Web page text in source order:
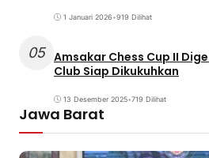
1 Januari 2026•919 Dilihat
05 Amsakar Chess Cup II
Club Siap Dikukuhkan
13 Desember 2025•719 Dilihat
Jawa Barat